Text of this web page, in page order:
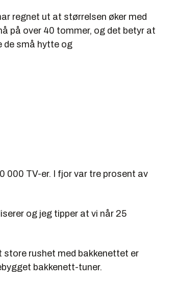
regnet ut at størrelsen øker med
på over 40 tommer, og det betyr at
de små hytte og
000 TV-er. I fjor var tre prosent av
og jeg tipper at vi når 25
store rushet med bakkenettet er
bakkenett-tuner.